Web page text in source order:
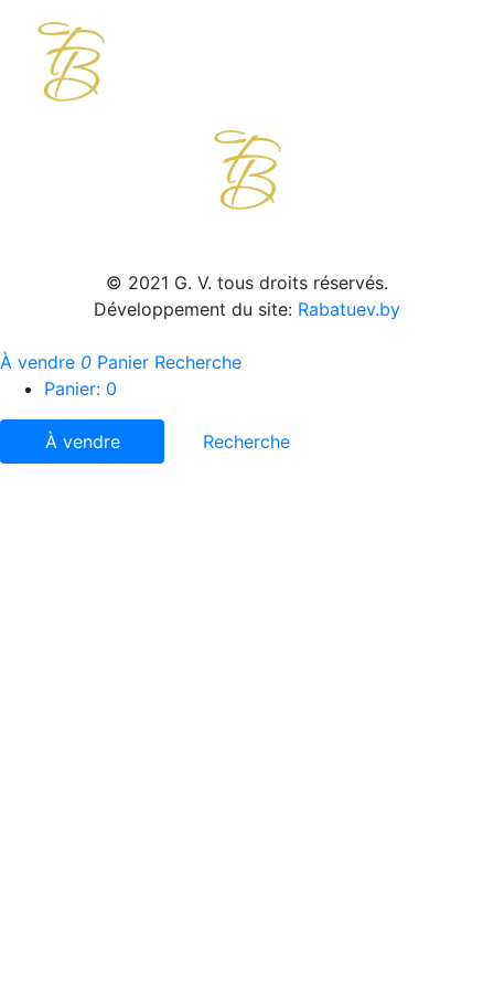
© 2021 G. V. tous droits réservés.
Développement du site: Rabatuev.by
À vendre 0 Panier Recherche
Panier: 0
À vendre Recherche